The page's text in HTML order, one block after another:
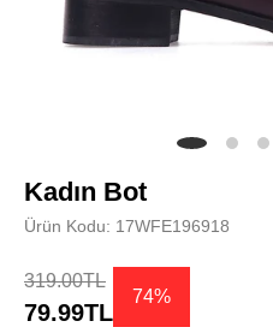
Kadın Bot
Ürün Kodu: 17WFE196918
319.00TL
79.99TL
74%